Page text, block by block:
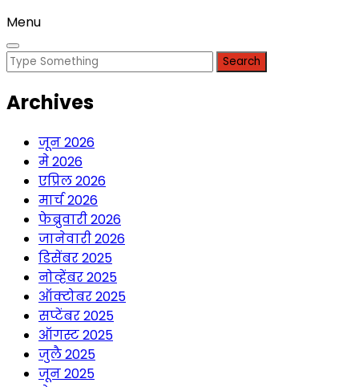
Menu
Search
Archives
जून 2026
मे 2026
एप्रिल 2026
मार्च 2026
फेब्रुवारी 2026
जानेवारी 2026
डिसेंबर 2025
नोव्हेंबर 2025
ऑक्टोबर 2025
सप्टेंबर 2025
ऑगस्ट 2025
जुलै 2025
जून 2025